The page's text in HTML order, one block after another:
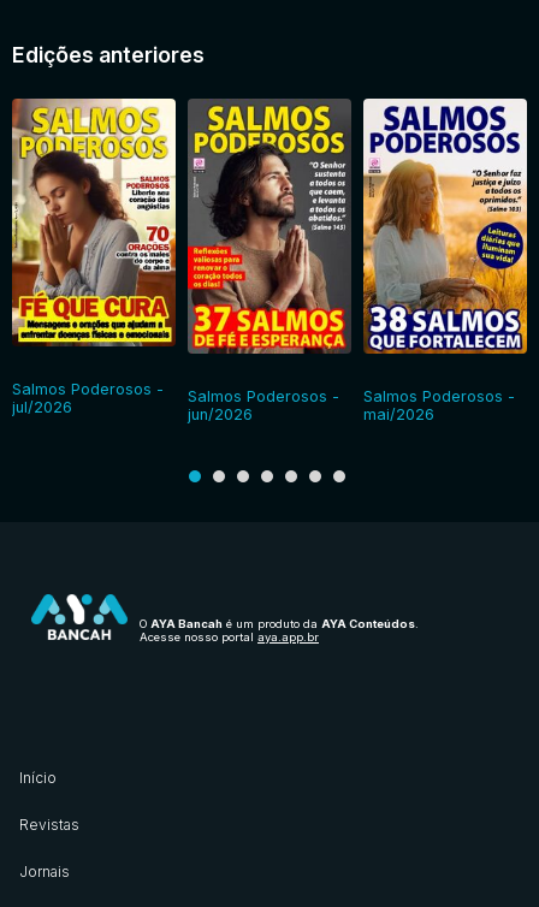
Edições anteriores
Salmos Poderosos -
jul/2026
Salmos Poderosos -
jun/2026
Salmos Poderosos -
mai/2026
O AYA Bancah é um produto da AYA Conteúdos
Acesse nosso portal aya.app.br
Início
Revistas
Jornais